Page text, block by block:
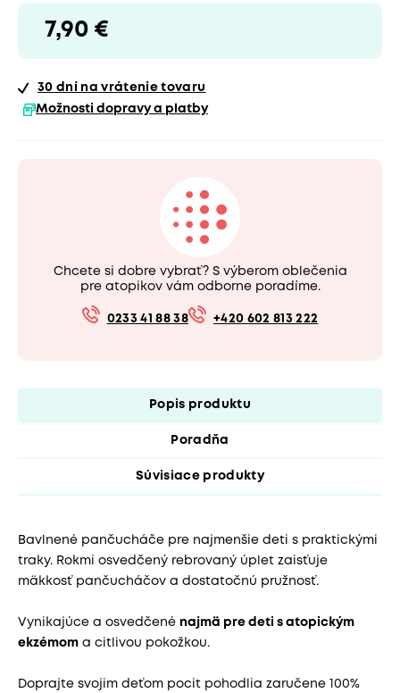
7,90 €
30 dní na vrátenie tovaru
Možnosti dopravy a platby
Chcete si dobre vybrať? S výberom oblečenia
pre atopikov vám odborne poradíme.
0233 41 88 38 +420 602 813 222
Popis produktu
Poradňa
Súvisiace produkty
Bavlnené pančucháče pre najmenšie deti s praktickými
traky. Rokmi osvedčený rebrovaný úplet zaisťuje
mäkkosť pančucháčov a dostatočnú pružnosť.
Vynikajúce a osvedčené najmä pre deti s atopickým
ekzémom a citlivou pokožkou.
Doprajte svojim deťom pocit pohodlia zaručene 100%